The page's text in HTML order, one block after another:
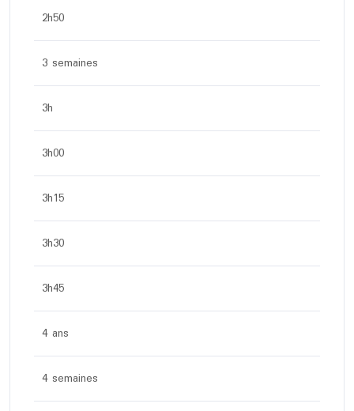
2h50
3 semaines
3h
3h00
3h15
3h30
3h45
4 ans
4 semaines